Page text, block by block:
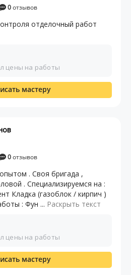
0отзывов
отделочный работ
цены на работы
мастеру
0отзывов
. Своя бригада ,
. Специализируемся на :
Кладка (газоблок / кирпич )
: Фун ... Раскрыть текст
цены на работы
мастеру